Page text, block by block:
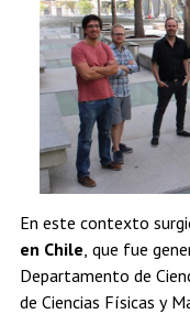
En este contexto
en Chile , que fue
Departamento de
de Ciencias Físicas y